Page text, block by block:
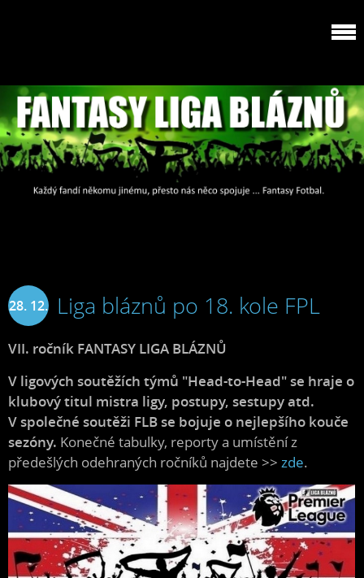
28. 12.
2024
Liga bláznů po 18. kole FPL
VII. ročník FANTASY LIGA BLÁZNŮ
V ligových soutěžích týmů "Head-to-Head" se hraje o
klubový titul mistra ligy, postupy, sestupy atd.
Vspolečné soutěži FLB se bojuje o nejlepšího kouče
sezóny. Konečné tabulky, reporty a umístění z
předešlých odehraných ročníků najdete >> zde.